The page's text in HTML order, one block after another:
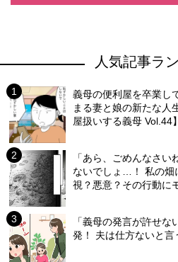
人気記事ラ
義母の便利屋を卒業し
まる妻と娘の新たな人
屋扱いする義母 Vol.44】
「あら、ごめんなさ
ないでしょ…！ 私の
視？悪意？その行動に
「義母の発言が許せ
発！ 夫は仕方ないと言